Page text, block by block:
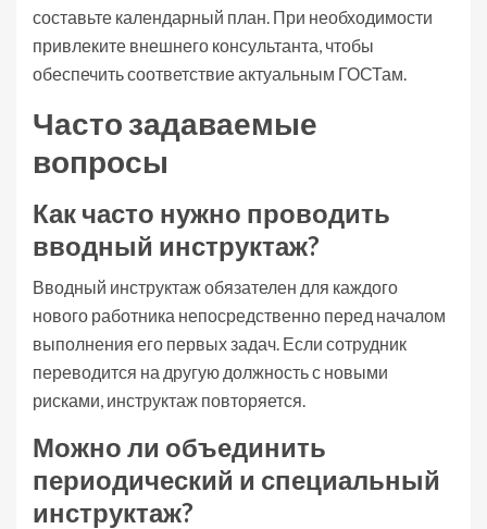
составьте календарный план. При необходимости
привлеките внешнего консультанта, чтобы
обеспечить соответствие актуальным ГОСТам.
Часто задаваемые
вопросы
Как часто нужно проводить
вводный инструктаж?
Вводный инструктаж обязателен для каждого
нового работника непосредственно перед началом
выполнения его первых задач. Если сотрудник
переводится на другую должность с новыми
рисками, инструктаж повторяется.
Можно ли объединить
периодический и специальный
инструктаж?